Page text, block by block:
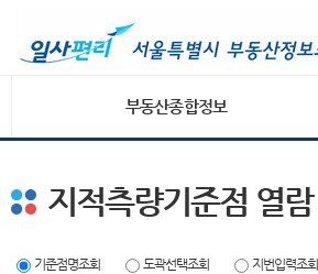
부동산종합정보
지적측량기준점 열람
기준점명조회 도곽선택조회 지번입력조회